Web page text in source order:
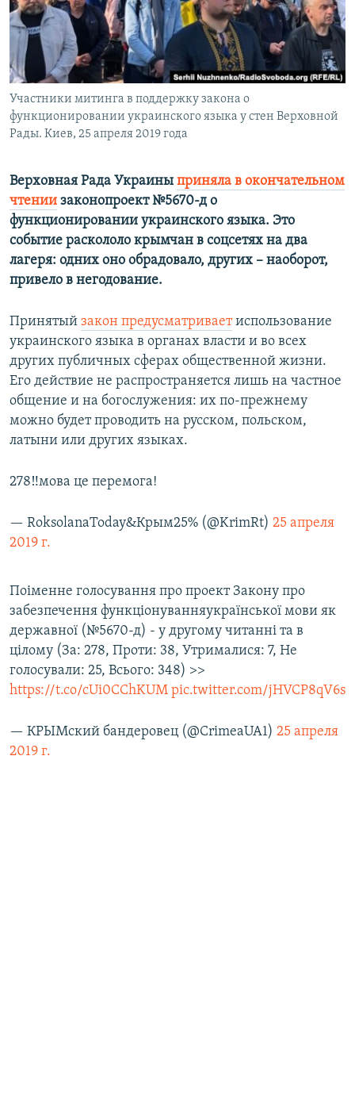
ПОБЕДИТЕЛЕЙ НЕ СУДЯТ?
КРЫМ.НЕПОКОРЕННЫЙ
ELIFBE
УКРАИНСКАЯ ПРОБЛЕМА КРЫМА
ПРИСОЕДИНЯЙТЕСЬ!
Все сайты RFE/RL
Участники митинга в поддержку закона о
функционировании украинского языка у стен Верховной
Рады. Киев, 25 апреля 2019 года
Верховная Рада Украины приняла в окончательном
чтении законопроект №5670-д о
функционировании украинского языка. Это
событие раскололо крымчан в соцсетях на два
лагеря: одних оно обрадовало, других – наоборот,
привело в негодование.
Принятый закон предусматриваетиспользование
украинского языка в органах власти и во всех
других публичных сферах общественной жизни.
Его действие не распространяется лишь на частное
общение и на богослужения: их по-прежнему
можно будет проводить на русском, польском,
латыни или других языках.
278‼️мова це перемога!
— RoksolanaToday&Крым25% (@KrimRt) 25 апреля
2019 г.
Поіменне голосування про проект Закону про
забезпечення функціонуванняукраїнської мови як
державної (№5670-д) - у другому читанні та в
цілому (За: 278, Проти: 38, Утрималися: 7, Не
голосували: 25, Всього: 348) >>
https://t.co/cUi0CChKUM pic.twitter.com/jHVCP8qV6s
— КРЫМский бандеровец (@CrimeaUA1) 25 апреля
2019 г.